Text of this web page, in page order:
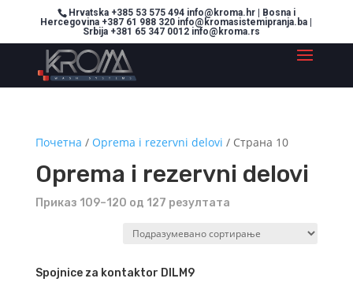
Hrvatska +385 53 575 494 info@kroma.hr | Bosna i
Hercegovina +387 61 988 320 info@kromasistemipranja.ba |
Srbija +381 65 347 0012 info@kroma.rs
Почетна / Oprema i rezervni delovi / Страна 10
Oprema i rezervni delovi
Приказ 109–120 од 127 резултата
Spojnice za kontaktor DILM9